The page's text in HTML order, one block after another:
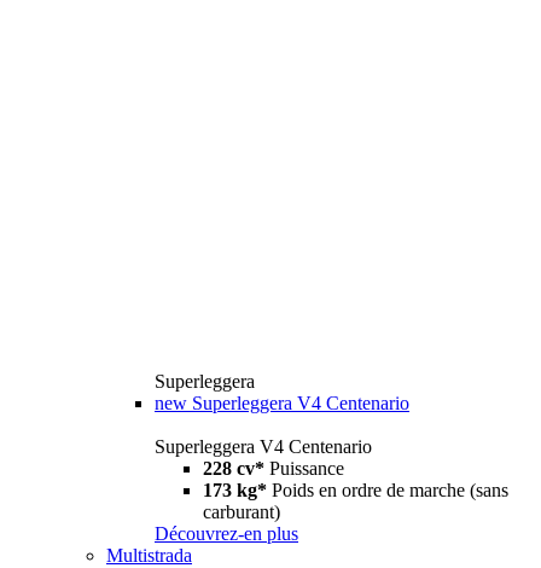
Superleggera
new Superleggera V4 Centenario
Superleggera V4 Centenario
228 cv* Puissance
173 kg* Poids en ordre de marche (sans
carburant)
Découvrez-en plus
Multistrada